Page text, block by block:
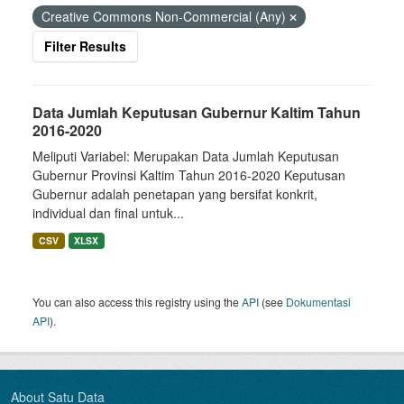
Creative Commons Non-Commercial (Any)
Filter Results
Data Jumlah Keputusan Gubernur Kaltim Tahun
2016-2020
Meliputi Variabel: Merupakan Data Jumlah Keputusan
Gubernur Provinsi Kaltim Tahun 2016-2020 Keputusan
Gubernur adalah penetapan yang bersifat konkrit,
individual dan final untuk...
CSV XLSX
You can also access this registry using theAPI (see Dokumentasi
API).
About Satu Data